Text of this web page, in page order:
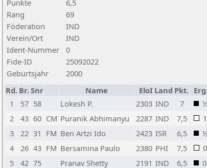
Punkte
6,5
Rang
69
Föderation
IND
Verein/Ort
IND
Ident-Nummer
0
Fide-ID
25092022
Geburtsjahr
2000
Rd. Br.Snr Name EloI Land Pkt.
1
57 58 Lokesh P. 2303 IND 7
2
43 60 CM Puranik Abhimanyu 2287 IND 7,5 1
3
22 31 FM Ben Artzi Ido 2423 ISR 6,5
4
26 43 FM Bersamina Paulo 2380 PHI 7,5 0
5
42 75 Pranav Shetty 2191 IND 6,5 0